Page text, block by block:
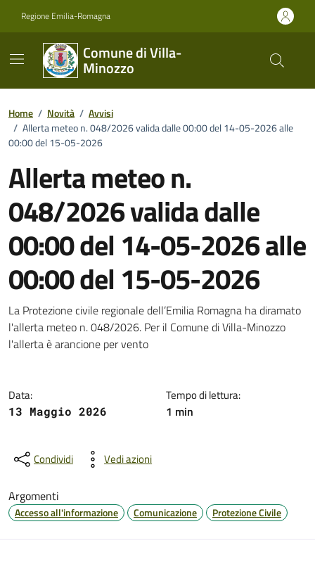
Regione Emilia-Romagna
Comune di Villa-
Minozzo
Home / Novità / Avvisi
/ Allerta meteo n. 048/2026 valida dalle 00:00 del 14-05-2026 alle
00:00 del 15-05-2026
Allerta meteo n.
048/2026 valida dalle
00:00 del 14-05-2026 alle
00:00 del 15-05-2026
Dettagli della notizia
La Protezione civile regionale dell’Emilia Romagna ha diramato
l'allerta meteo n. 048/2026. Per il Comune di Villa-Minozzo
l'allerta è arancione per vento
Data:
13 Maggio 2026
Tempo di lettura:
1 min
Condividi Vedi azioni
Argomenti
Accesso all'informazione Comunicazione Protezione Civile